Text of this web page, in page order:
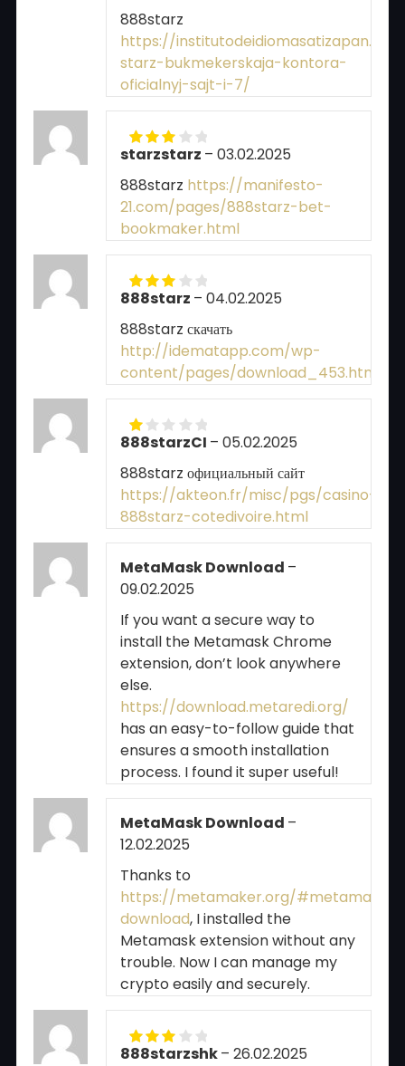
888starz
https://
starz-bukmekerskaja-kontora-
oficialnyj-sajt-i-7/
Rated3
starzstarz – 03.02.2025
888starz https://manifesto-
21.com/pages/888starz-bet-
bookmaker.html
Rated3
888starz – 04.02.2025
888starz скачать
http://idematapp.com/wp-
content/pages/download_453.html
Rated
out
of
5
888starzCI – 05.02.2025
888starz официальный сайт
https://akteon.fr/misc/pgs/casino-
888starz-cotedivoire.html
MetaMask Download –
09.02.2025
If you want a secure way to
install the Metamask Chrome
extension, don’t look anywhere
else.
https://download.metaredi.org/
has an easy-to-follow guide that
ensures a smooth installation
process. I found it super useful!
MetaMask Download –
12.02.2025
Thanks to
https://metamaker.org/#metamask-
download, I installed the
Metamask extension without any
trouble. Now I can manage my
crypto easily and securely.
Rated3
888starzshk– 26.02.2025